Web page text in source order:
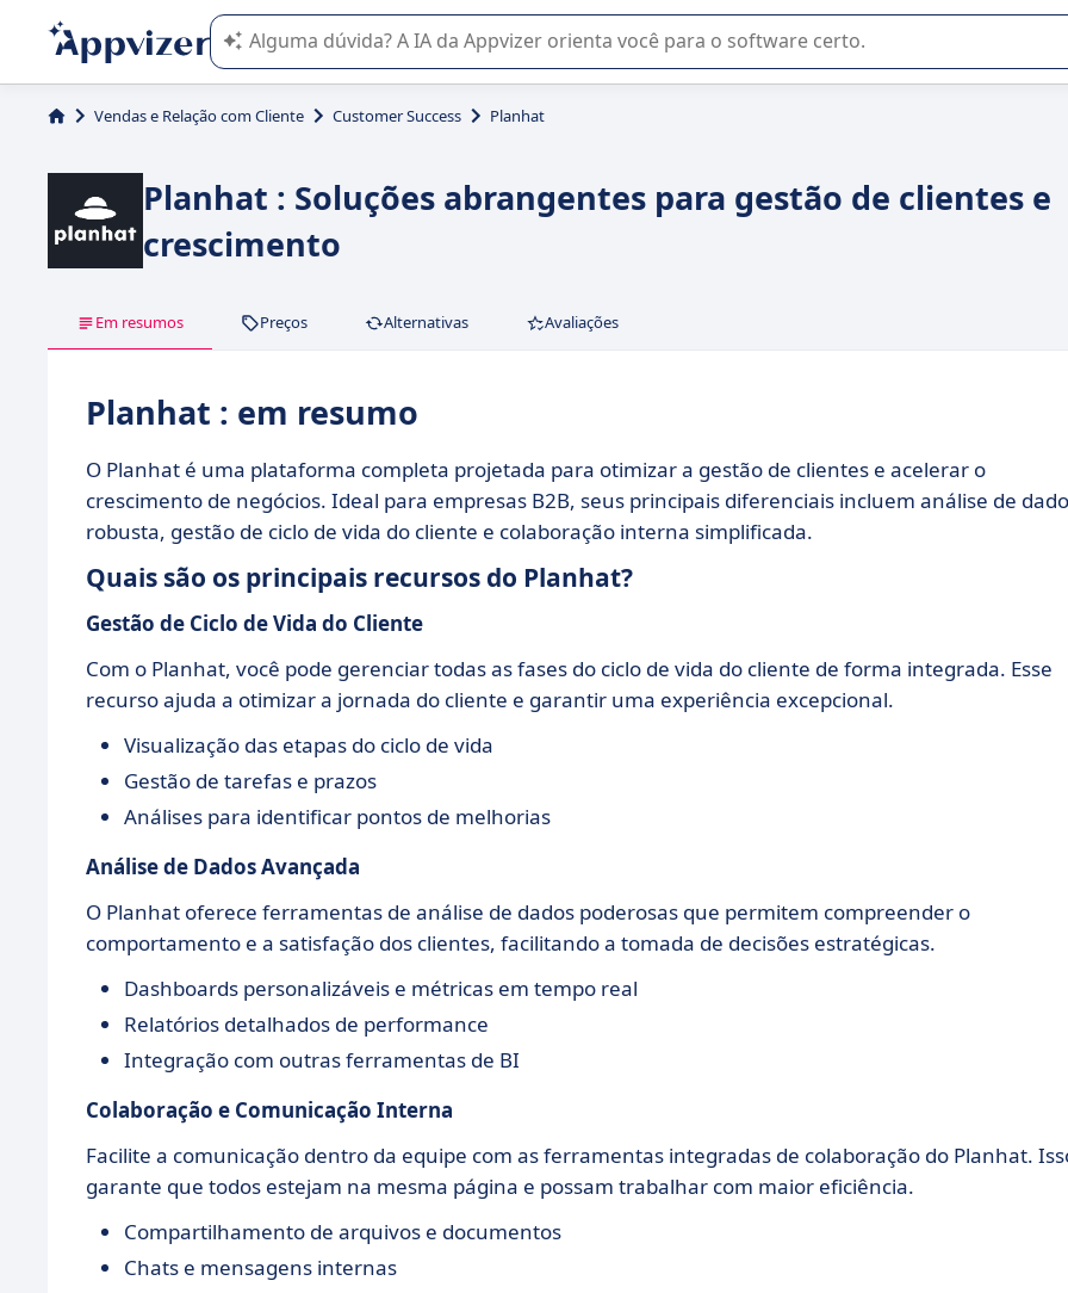
A IA do Appvizer o orienta no uso ou na seleção de software SaaS para sua empresa.
Vendas e Relação com Cliente Customer Success Planhat
Planhat : Soluções abrangentes para gestão de clientes e
crescimento
Em resumos Preços Alternativas Avaliações
Planhat : em resumo
O Planhat é uma plataforma completa projetada para otimizar a gestão de clientes e acelerar o
crescimento de negócios. Ideal para empresas B2B, seus principais diferenciais incluem análise de
robusta, gestão de ciclo de vida do cliente e colaboração interna simplificada.
Quais são os principais recursos do Planhat?
Gestão de Ciclo de Vida do Cliente
Com o Planhat, você pode gerenciar todas as fases do ciclo de vida do cliente de forma integrada. Esse
recurso ajuda a otimizar a jornada do cliente e garantir uma experiência excepcional.
Visualização das etapas do ciclo de vida
Gestão de tarefas e prazos
Análises para identificar pontos de melhorias
Análise de Dados Avançada
O Planhat oferece ferramentas de análise de dados poderosas que permitem compreender o
comportamento e a satisfação dos clientes, facilitando a tomada de decisões estratégicas.
Dashboards personalizáveis e métricas em tempo real
Relatórios detalhados de performance
Integração com outras ferramentas de BI
Colaboração e Comunicação Interna
Facilite a comunicação dentro da equipe com as ferramentas integradas de colaboração do Planhat.
garante que todos estejam na mesma página e possam trabalhar com maior eficiência.
Compartilhamento de arquivos e documentos
Chats e mensagens internas